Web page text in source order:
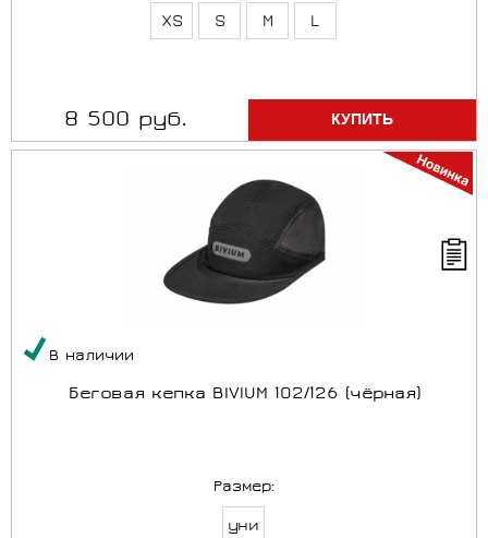
XS S M L
8 500 руб.
В наличии
Беговая кепка BIVIUM 102/126 (чёрная)
Размер:
уни